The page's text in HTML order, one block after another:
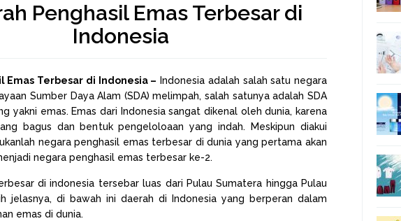
Penghasil Emas Terbesar di
Indonesia
Emas Terbesar di Indonesia – Indonesia adalah salah satu negara
Sumber Daya Alam (SDA) melimpah, salah satunya adalah SDA
yakni emas. Emas dari Indonesia sangat dikenal oleh dunia, karena
bagus dan bentuk pengeloloaan yang indah. Meskipun diakui
negara penghasil emas terbesar di dunia yang pertama akan
negara penghasil emas terbesar ke-2.
di indonesia tersebar luas dari Pulau Sumatera hingga Pulau
jelasnya, di bawah ini daerah di Indonesia yang berperan dalam
emas di dunia.